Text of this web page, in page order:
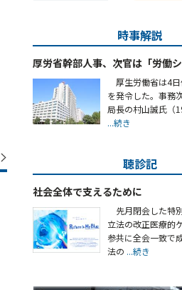
時事解説
厚労省幹部人事、次官は「労働
厚生労働省は4
を発令した。事務
局長の村山誠氏（
...続き
聴診記
社会全体で支えるために
先月閉会した特
立法の改正医療的
参共に全会一致で
法の ...続き